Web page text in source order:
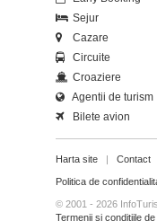
Sejur
Cazare
Circuite
Croaziere
Agentii de turism
Bilete avion
Harta site | Contact
Politica de
© 2001 - 2026
Termenii si conditiile